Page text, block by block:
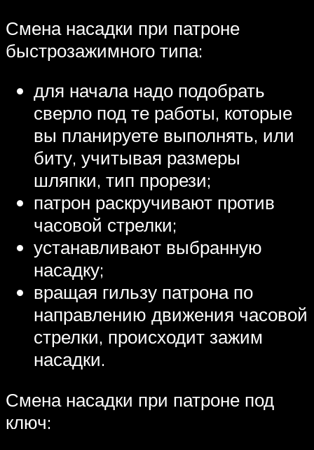
Смена насадки при патроне
быстрозажимного типа:
для начала надо подобрать
сверло под те работы, которые
вы планируете выполнять, или
биту, учитывая размеры
шляпки, тип прорези;
патрон раскручивают против
часовой стрелки;
устанавливают выбранную
насадку;
вращая гильзу патрона по
направлению движения часовой
стрелки, происходит зажим
насадки.
Смена насадки при патроне под
ключ: